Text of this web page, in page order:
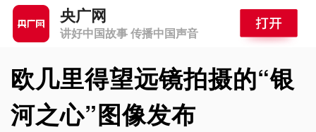
央广网
讲好中国故事 传播中国声音
欧几里得望远镜拍摄的“银
河之心”图像发布